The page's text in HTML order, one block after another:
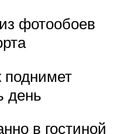
фотообоев
день
в гостиной